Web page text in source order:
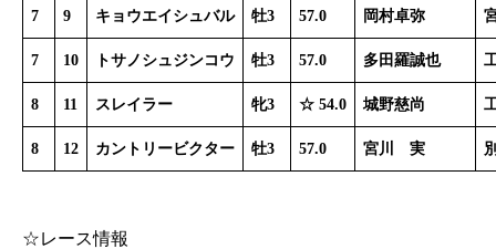
7 9 キョウエイシュバル 牡3 57.0 岡村卓弥
7 10 トサノシュジンコウ 牡3 57.0 多田羅誠也
8 11 スレイラー 牝3 ☆ 54.0 城野慈尚
8 12 カントリービクター 牡3 57.0 宮川 実
☆レース情報